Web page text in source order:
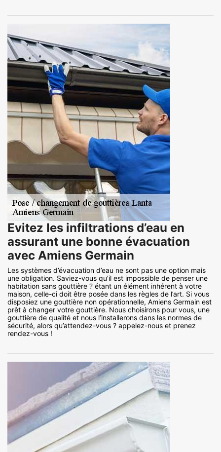
Evitez les infiltrations d’eau en
assurant une bonne évacuation
avec Amiens Germain
Les systèmes d’évacuation d’eau ne sont pas une option mais
une obligation. Saviez-vous qu’il est impossible de penser une
habitation sans gouttière ? étant un élément inhérent à votre
maison, celle-ci doit être posée dans les règles de l’art. Si vous
disposiez une gouttière non opérationnelle, Amiens Germain est
prêt à changer votre gouttière. Nous choisirons pour vous, une
gouttière de qualité et nous l’installerons dans les normes de
sécurité, alors qu’attendez-vous ? appelez-nous et prenez
rendez-vous !